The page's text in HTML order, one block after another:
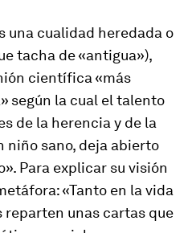
una cualidad heredada o
tacha de «antigua»),
científica «más
según la cual el talento
de la herencia y de la
niño sano, deja abierto
Para explicar su visión
«Tanto en la vida
reparten unas cartas que